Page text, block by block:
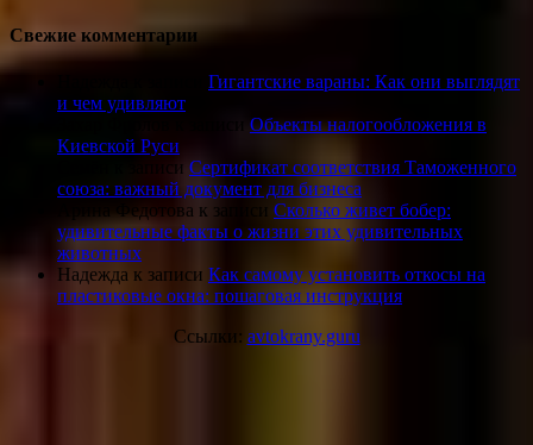
Свежие комментарии
Гигантские вараны: Как они выглядят
и чем удивляют
Объекты налогообложения в
Киевской Руси
к записи Сертификат соответствия Таможенного
союза: важный документ для бизнеса
Арина Федотова к записи Сколько живет бобер:
удивительные факты о жизни этих удивительных
животных
Надежда к записи Как самому установить откосы на
пластиковые окна: пошаговая инструкция
Ссылки: avtokrany.guru